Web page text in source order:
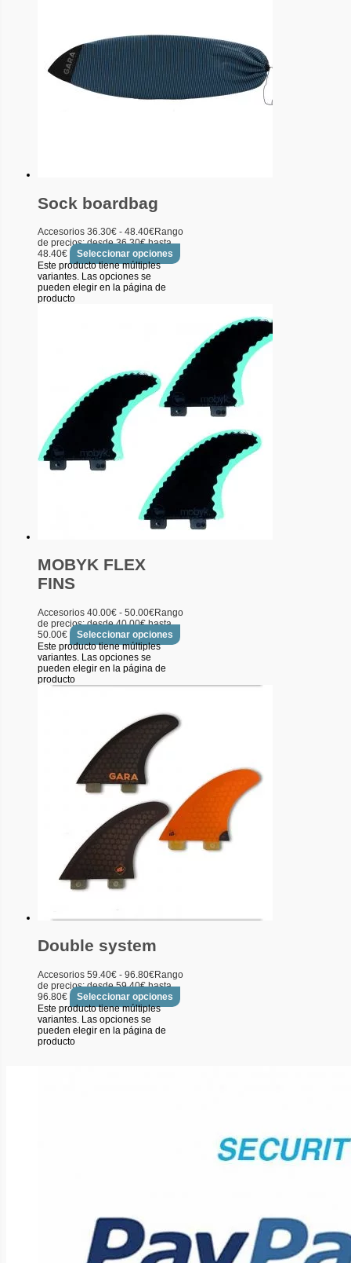
Sock boardbag
Accesorios 36.30€ - 48.40€Rango
de precios: desde 36.30€ hasta
48.40€
Seleccionar opciones
Este producto tiene múltiples
variantes. Las opciones se
pueden elegir en la página de
producto
MOBYK FLEX
FINS
Accesorios 40.00€ - 50.00€Rango
de precios: desde 40.00€ hasta
50.00€
Seleccionar opciones
Este producto tiene múltiples
variantes. Las opciones se
pueden elegir en la página de
producto
Double system
Accesorios 59.40€ - 96.80€Rango
de precios: desde 59.40€ hasta
96.80€
Seleccionar opciones
Este producto tiene múltiples
variantes. Las opciones se
pueden elegir en la página de
producto